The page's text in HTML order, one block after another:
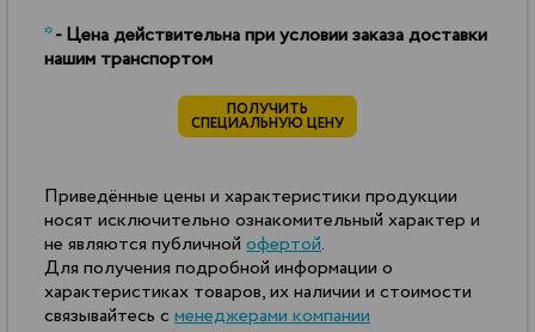
*- Цена действительна при условии заказа доставки
нашим транспортом
ПОЛУЧИТЬ
СПЕЦИАЛЬНУЮ ЦЕНУ
Приведённые цены и характеристики продукции
носят исключительно ознакомительный характер и
не являются публичной офертой.
Для получения подробной информации о
характеристиках товаров, их наличии и стоимости
связывайтесь с менеджерами компании